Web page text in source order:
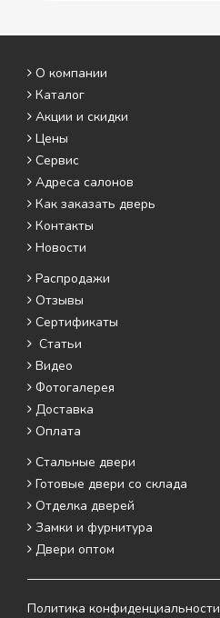
О компании
Каталог
Акции и скидки
Цены
Сервис
Адреса салонов
Как заказать дверь
Контакты
Новости
Распродажи
Отзывы
Сертификаты
Статьи
Видео
Фотогалерея
Доставка
Оплата
Стальные двери
Готовые двери со склада
Отделка дверей
Замки и фурнитура
Двери оптом
Политика конфиденциальности